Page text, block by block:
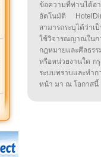
ข้อความที่ท่านได้
อัตโนมัติ
สามารถระบุได้ว่า
ใช้วิจารณญาณใน
กฎหมายและศีลธร
หรือหน่วยงานใด ก
ระบบทราบและทำ
หน้า มา ณ โอกาสนี้